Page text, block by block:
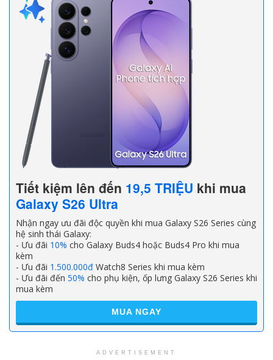
Tiết kiệm lên đến 19,5 TRIỆU khi mua
Galaxy S26 Ultra
Nhận ngay ưu đãi độc quyền khi mua Galaxy S26 Series cùng
hệ sinh thái Galaxy:
- Ưu đãi 10% cho Galaxy Buds4 hoặc Buds4 Pro khi mua
kèm
- Ưu đãi 1.500.000đ Watch8 Series khi mua kèm
- Ưu đãi đến 50% cho phụ kiện, ốp lưng Galaxy S26 Series khi
mua kèm
MUA NGAY
ADVERTISEMENT